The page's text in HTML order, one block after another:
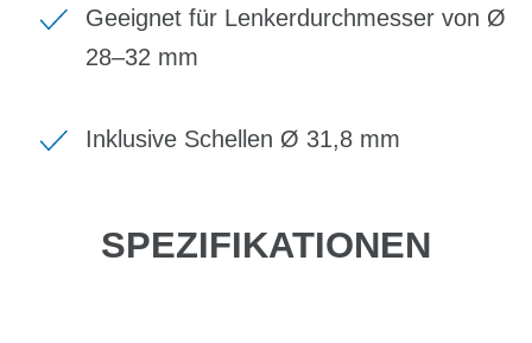
Geeignet für Lenkerdurchmesser von Ø
28–32 mm
Inklusive Schellen Ø 31,8 mm
SPEZIFIKATIONEN